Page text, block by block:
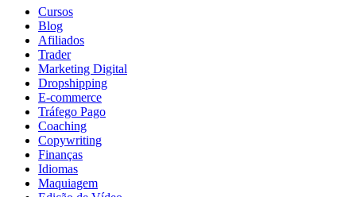
Cursos
Blog
Afiliados
Trader
Marketing Digital
Dropshipping
E-commerce
Tráfego Pago
Coaching
Copywriting
Finanças
Idiomas
Maquiagem